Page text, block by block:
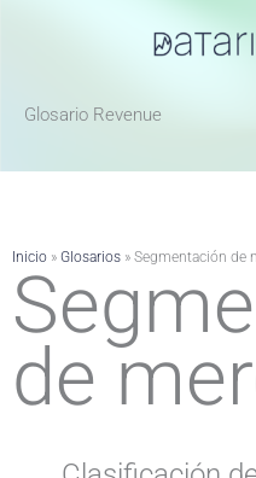
Glosario Revenue ​
Inicio » Glosarios » Segmentación de
de